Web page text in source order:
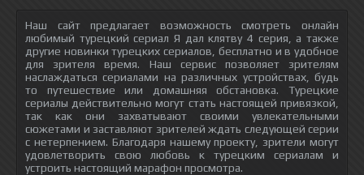
Наш сайт предлагает возможность смотреть онлайн
любимый турецкий сериал Я дал клятву 4 серия, а также
другие новинки турецких сериалов, бесплатно и в удобное
для зрителя время. Наш сервис позволяет зрителям
наслаждаться сериалами на различных устройствах, будь
то путешествие или домашняя обстановка. Турецкие
сериалы действительно могут стать настоящей привязкой,
так как они захватывают своими увлекательными
сюжетами и заставляют зрителей ждать следующей серии
с нетерпением. Благодаря нашему проекту, зрители могут
удовлетворить свою любовь к турецким сериалам и
устроить настоящий марафон просмотра.